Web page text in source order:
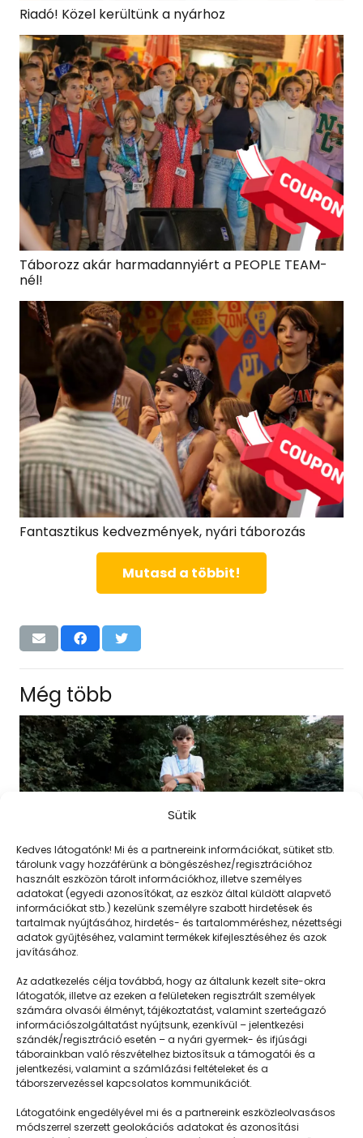
Sütik
Kedves látogatónk! Mi és a partnereink információkat, sütiket stb.
tárolunk vagy hozzáférünk a böngészéshez/regisztrációhoz
használt eszközön tárolt információkhoz, illetve személyes
adatokat (egyedi azonosítókat, az eszköz által küldött alapvető
információkat stb.) kezelünk személyre szabott hirdetések és
tartalmak nyújtásához, hirdetés- és tartalomméréshez, nézettségi
adatok gyűjtéséhez, valamint termékek kifejlesztéséhez és azok
javításához.
Az adatkezelés célja továbbá, hogy az általunk kezelt site-okra
látogatók, illetve az ezeken a felületeken regisztrált személyek
számára olvasói élményt, tájékoztatást, valamint szerteágazó
információszolgáltatást nyújtsunk, ezenkívül – jelentkezési
szándék/regisztráció esetén – a nyári gyermek- és ifjúsági
táborainkban való részvételhez biztosítsuk a támogatói és a
jelentkezési, valamint a számlázási feltételeket és a
táborszervezéssel kapcsolatos kommunikációt.
Látogatóink engedélyével mi és a partnereink eszközleolvasásos
módszerrel szerzett geolokációs adatokat és azonosítási
Riadó! Közel kerültünk a nyárhoz
Táborozz akár harmadannyiért a PEOPLE TEAM-
nél!
Fantasztikus kedvezmények, nyári táborozás
Mutasd a többit!
Még több
6… 5… 4…